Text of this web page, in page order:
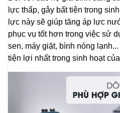
lực thấp, gây bất tiện trong
lực này sẽ giúp tăng áp lực
phục vụ tốt hơn trong việc sử
sen, máy giặt, bình nóng
tiện lợi nhất trong sinh hoạt